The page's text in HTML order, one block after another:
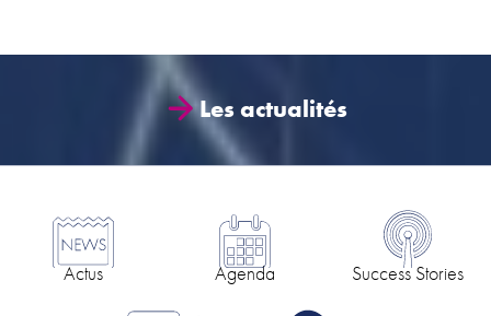
Les actualités
Actus Agenda Success Stories